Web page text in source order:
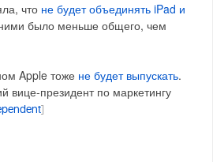
что не будет объединять iPad и
было меньше общего, чем
Apple тоже не будет выпускать.
вице-президент по маркетингу